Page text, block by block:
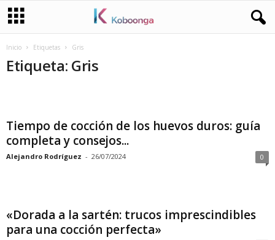
Inicio Etiquetas Gris
Etiqueta: Gris
Tiempo de cocción de los huevos duros: guía
completa y consejos...
Alejandro Rodríguez - 26/07/2024 0
«Dorada a la sartén: trucos imprescindibles
para una cocción perfecta»